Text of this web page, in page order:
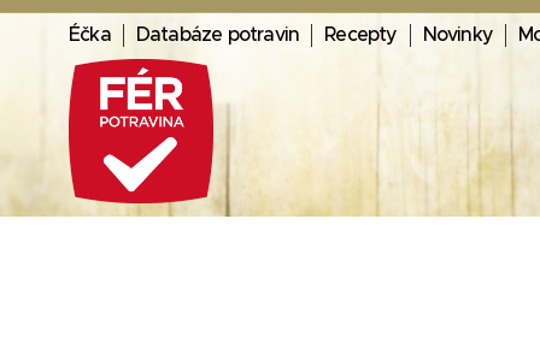
Éčka Databáze potravin Recepty Novinky